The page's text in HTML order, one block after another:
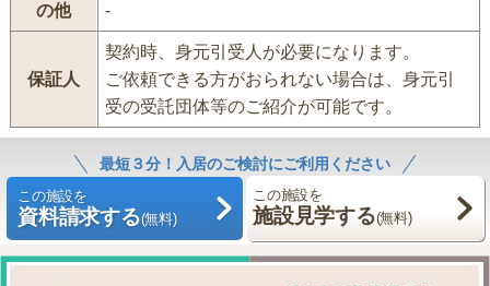
の他
-
保証人
契約時、身元引受人が必要になります。
ご依頼できる方がおられない場合は、身元引
受の受託団体等のご紹介が可能です。
最短３分！入居のご検討にご利用ください
この施設を
資料請求する(無料)
この施設を
施設見学する(無料)